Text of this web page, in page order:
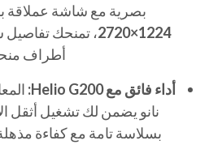
بصرية مع شاشة عملاقة بمقاس 6.78
1224×2720
، تمنحك
أطراف
أداء فائق مع Helio G200:
نانو يضمن لك تشغيل أثقل
بسلاسة تامة مع كفاءة